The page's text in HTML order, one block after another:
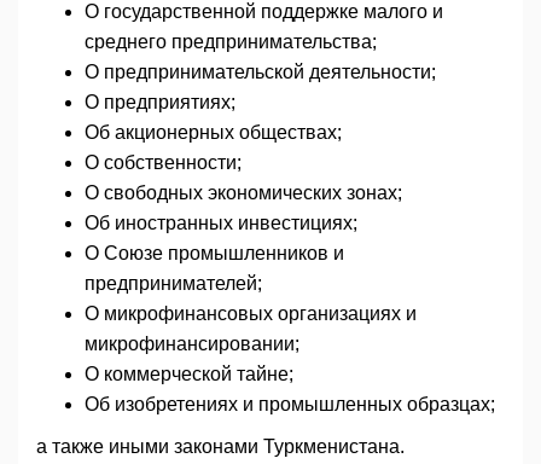
О государственной поддержке малого и
среднего предпринимательства;
О предпринимательской деятельности;
О предприятиях;
Об акционерных обществах;
О собственности;
О свободных экономических зонах;
Об иностранных инвестициях;
О Союзе промышленников и
предпринимателей;
О микрофинансовых организациях и
микрофинансировании;
О коммерческой тайне;
Об изобретениях и промышленных образцах;
а также иными законами Туркменистана.